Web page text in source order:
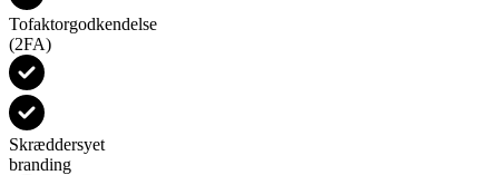
Tofaktorgodkendelse
(2FA)
Skræddersyet
branding